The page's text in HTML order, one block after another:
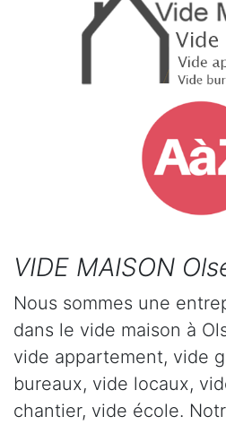
VIDE MAISON
Nous sommes une
dans le vide maison à
vide appartement, vide
bureaux, vide locaux,
chantier, vide école.